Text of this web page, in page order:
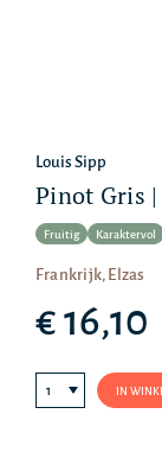
Louis Sipp
Pinot Gris |
Fruitig Karaktervol
Frankrijk, Elzas
€ 16,10
IN